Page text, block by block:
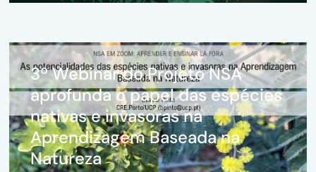
3º Webinar do Projeto NSA
aprofunda o papel das espécies
nativas e invasoras na
Aprendizagem Baseada na
Natureza